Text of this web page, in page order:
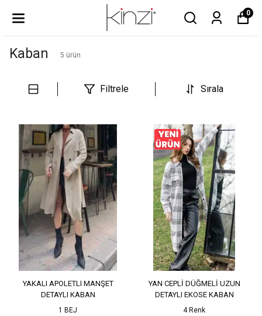
0
Kaban 5 ürün
Filtrele Sırala
YAKALI APOLETLI MANŞET
DETAYLI KABAN
1 BEJ
YAN CEPLİ DÜĞMELİ UZUN
DETAYLI EKOSE KABAN
4 Renk